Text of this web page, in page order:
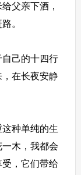
父亲下酒，
。
己的十四行
在长夜安静
种单纯的生
木，我都会
，它们带给